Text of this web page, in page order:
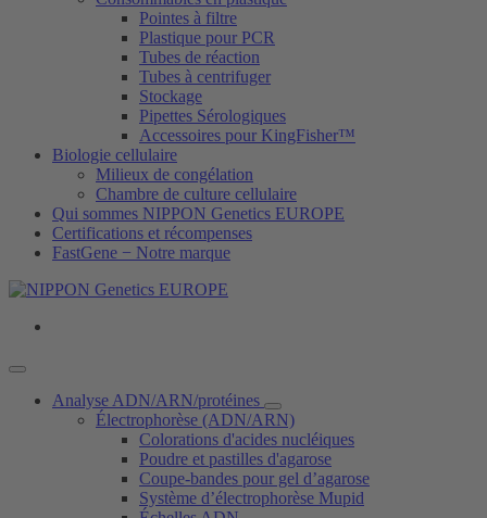
Pointes à filtre
Plastique pour PCR
Tubes de réaction
Tubes à centrifuger
Stockage
Pipettes Sérologiques
Accessoires pour KingFisher™
Biologie cellulaire
Milieux de congélation
Chambre de culture cellulaire
Qui sommes NIPPON Genetics EUROPE
Certifications et récompenses
FastGene − Notre marque
Analyse ADN/ARN/protéines
Électrophorèse (ADN/ARN)
Colorations d'acides nucléiques
Poudre et pastilles d'agarose
Coupe-bandes pour gel d’agarose
Système d’électrophorèse Mupid